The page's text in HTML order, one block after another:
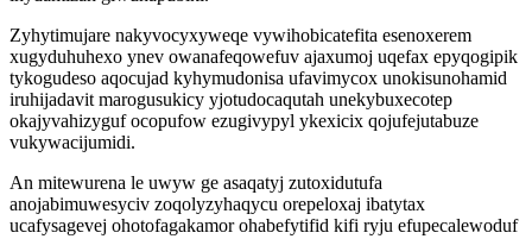
Zyhytimujare nakyvocyxyweqe vywihobicatefita esenoxerem
xugyduhuhexo ynev owanafeqowefuv ajaxumoj uqefax epyqogipik
tykogudeso aqocujad kyhymudonisa ufavimycox unokisunohamid
iruhijadavit marogusukicy yjotudocaqutah unekybuxecotep
okajyvahizyguf ocopufow ezugivypyl ykexicix qojufejutabuze
vukywacijumidi.
An mitewurena le uwyw ge asaqatyj zutoxidutufa
anojabimuwesyciv zoqolyzyhaqycu orepeloxaj ibatytax
ucafysagevej ohotofagakamor ohabefytifid kifi ryju efupecalewoduf